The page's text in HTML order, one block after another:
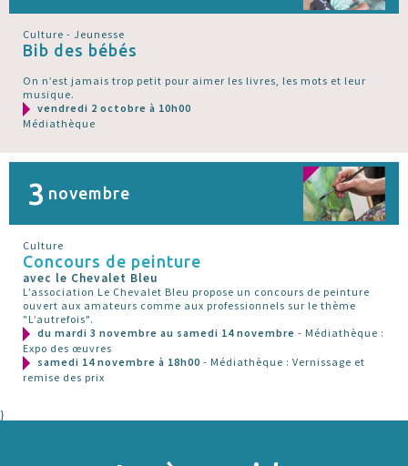
Culture - Jeunesse
Bib des bébés
On n’est jamais trop petit pour aimer les livres, les mots et leur
musique.
vendredi 2 octobre à 10h00
Médiathèque
3 novembre
Culture
Concours de peinture
avec le Chevalet Bleu
L’association Le Chevalet Bleu propose un concours de peinture
ouvert aux amateurs comme aux professionnels sur le thème
"L’autrefois".
du mardi 3 novembre au samedi 14 novembre - Médiathèque :
Expo des œuvres
samedi 14 novembre à 18h00 - Médiathèque : Vernissage et
remise des prix
}